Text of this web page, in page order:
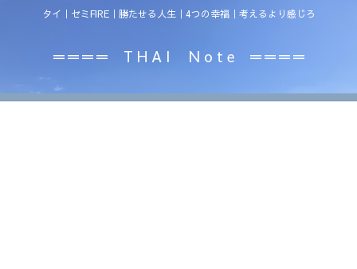
タイ｜セミFIRE｜勝たせる人生｜4つの幸福｜考えるより感じろ
＝＝＝＝ T H A I N o t e ＝＝＝＝